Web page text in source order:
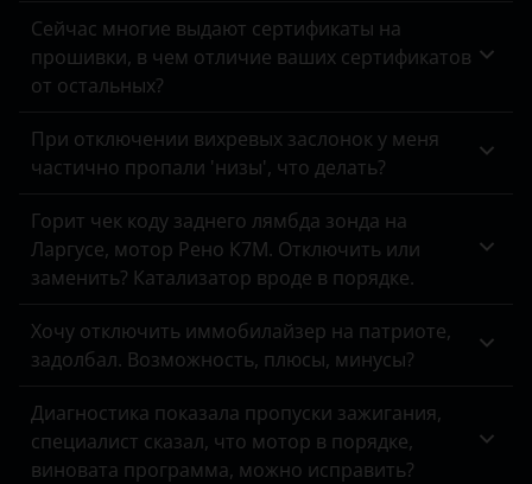
DongFeng
EXEED
Fiat
Foton
Geely
Great Wall
Сейчас многие выдают сертификаты на
прошивки, в чем отличие ваших сертификатов
от остальных?
При отключении вихревых заслонок у меня
частично пропали 'низы', что делать?
Горит чек коду заднего лямбда зонда на
Ларгусе, мотор Рено К7М. Отключить или
заменить? Катализатор вроде в порядке.
Хочу отключить иммобилайзер на патриоте,
задолбал. Возможность, плюсы, минусы?
Диагностика показала пропуски зажигания,
специалист сказал, что мотор в порядке,
виновата программа, можно исправить?